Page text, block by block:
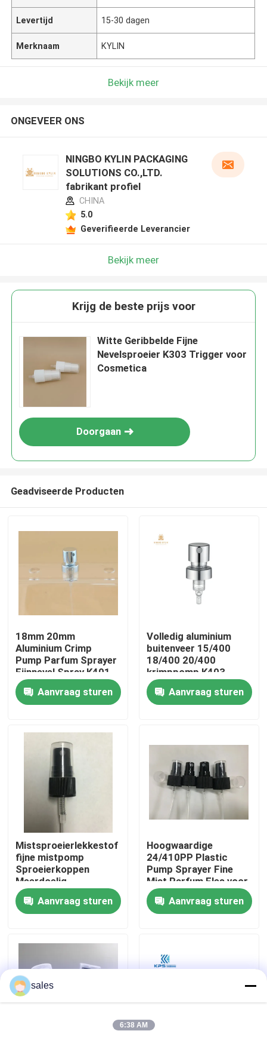
Thuis
Producten
Over ons
Fabriekstocht
Kwaliteitscontrole
Neem contact met ons op
De Spuitbus van de parfumpomp
De spuitbus van de trekkerpomp
Levertijd 15-30 dagen
Merknaam KYLIN
Bekijk meer
ONGEVEER ONS
NINGBO KYLIN PACKAGING
SOLUTIONS CO.,LTD.
fabrikant profiel
CHINA
5.0
Geverifieerde Leverancier
Bekijk meer
Krijg de beste prijs voor
Witte Geribbelde Fijne
Nevelsproeier K303 Trigger voor
Cosmetica
Doorgaan
Geadviseerde Producten
18mm 20mm
Aluminium Crimp
Pump Parfum Sprayer
Fijnnevel Spray K401
Aanvraag sturen
Volledig aluminium
buitenveer 15/400
18/400 20/400
krimppomp K403
Aanvraag sturen
Mistsproeierlekkestof
fijne mistpomp
Sproeierkoppen
Meerdoelig
herbruikbaar K304
Aanvraag sturen
Hoogwaardige
24/410PP Plastic
Pump Sprayer Fine
Mist Parfum Fles voor
huidverzorging Serum
Lotion Shampoo
Aanvraag sturen
sales
6:38 AM